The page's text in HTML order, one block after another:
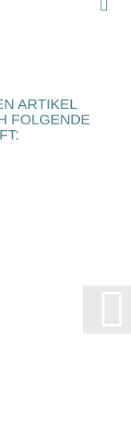
ARTIKEL
FOLGENDE